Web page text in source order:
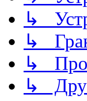
↳
↳
↳
↳